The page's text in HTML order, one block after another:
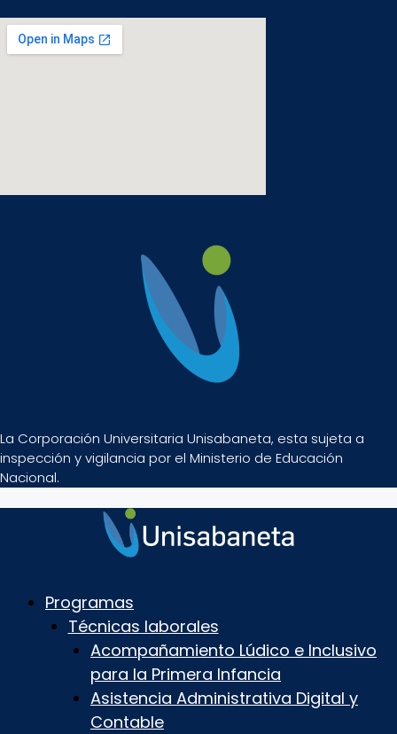
La Corporación Universitaria Unisabaneta, esta sujeta a
inspección y vigilancia por el Ministerio de Educación
Nacional.
Programas
Técnicas laborales
Acompañamiento Lúdico e Inclusivo
para la Primera Infancia
Asistencia Administrativa Digital y
Contable